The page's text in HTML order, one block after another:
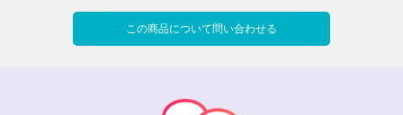
この商品について問い合わせる